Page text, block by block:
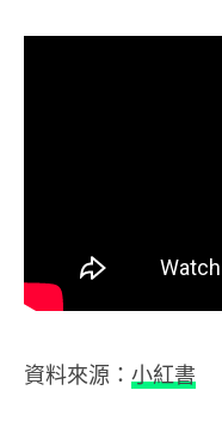
資料來源： 小紅書